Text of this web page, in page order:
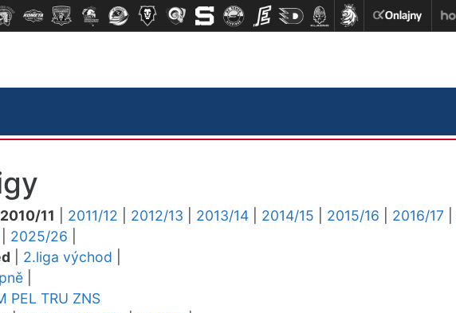
2010/11 2011/12 2012/13 2013/14 2014/15 2015/16 2016/17
2025/26
2.liga východ
PEL TRU ZNS